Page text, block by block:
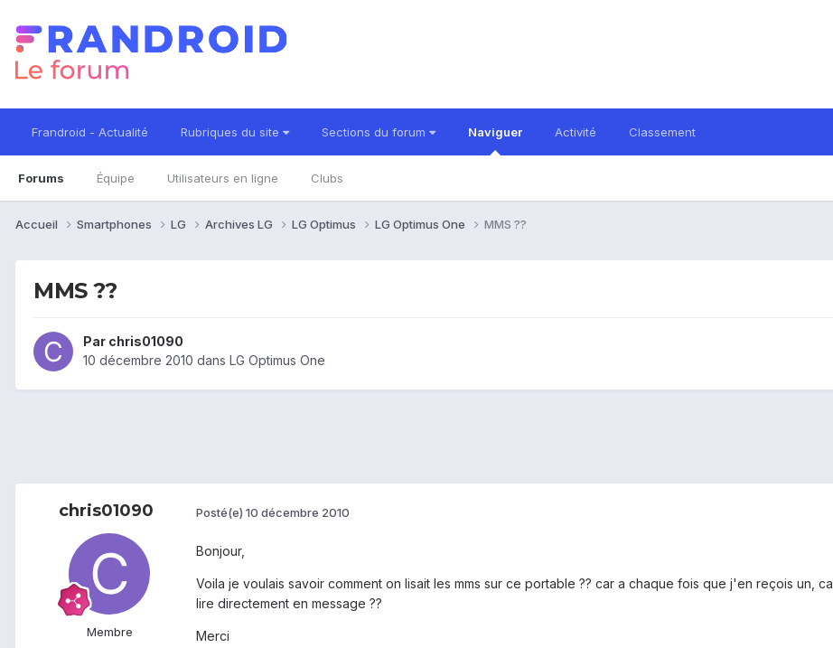
Frandroid - Actualité Rubriques du site Sections du forum Naviguer
Forums Équipe Utilisateurs en ligne Clubs
Activité Classement
Accueil Smartphones LG Archives LG LG Optimus LG Optimus One MMS ??
MMS ??
Par chris01090
10 décembre 2010 dans LG Optimus One
chris01090
Membre
Posté(e) 10 décembre 2010
Bonjour,
Voila je voulais savoir comment on lisait les mms sur ce portable ?? car a chaque fois que j'en reçois un,
lire directement en message ??
Merci